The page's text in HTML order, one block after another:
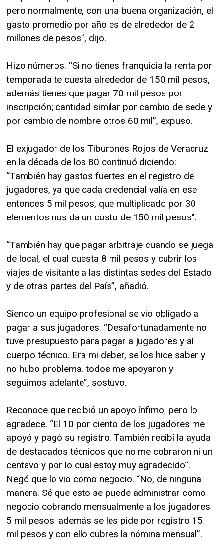
pero normalmente, con una buena organización, el
gasto promedio por año es de alrededor de 2
millones de pesos”, dijo.
Hizo números. “Si no tienes franquicia la renta por
temporada te cuesta alrededor de 150 mil pesos,
además tienes que pagar 70 mil pesos por
inscripción; cantidad similar por cambio de sede y
por cambio de nombre otros 60 mil”, expuso.
El exjugador de los Tiburones Rojos de Veracruz
en la década de los 80 continuó diciendo:
“También hay gastos fuertes en el registro de
jugadores, ya que cada credencial valía en ese
entonces 5 mil pesos, que multiplicado por 30
elementos nos da un costo de 150 mil pesos”.
“También hay que pagar arbitraje cuando se juega
de local, el cual cuesta 8 mil pesos y cubrir los
viajes de visitante a las distintas sedes del Estado
y de otras partes del País”, añadió.
Siendo un equipo profesional se vio obligado a
pagar a sus jugadores. “Desafortunadamente no
tuve presupuesto para pagar a jugadores y al
cuerpo técnico. Era mi deber, se los hice saber y
no hubo problema, todos me apoyaron y
seguimos adelante”, sostuvo.
Reconoce que recibió un apoyo ínfimo, pero lo
agradece. “El 10 por ciento de los jugadores me
apoyó y pagó su registro. También recibí la ayuda
de destacados técnicos que no me cobraron ni un
centavo y por lo cual estoy muy agradecido“.
Negó que lo vio como negocio. “No, de ninguna
manera. Sé que esto se puede administrar como
negocio cobrando mensualmente a los jugadores
5 mil pesos; además se les pide por registro 15
mil pesos y con ello cubres la nómina mensual”.